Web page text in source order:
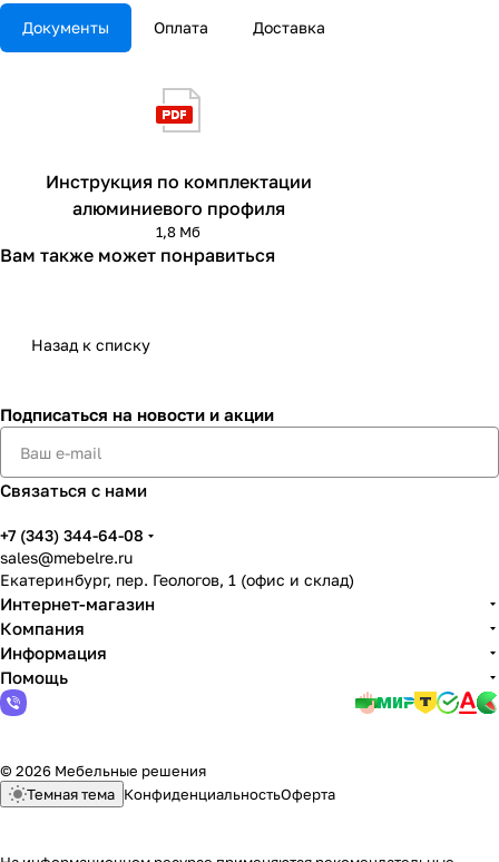
Документы Оплата Доставка
Инструкция по комплектации
алюминиевого профиля
1,8 Мб
Вам также может понравиться
Назад к списку
Подписаться на новости и акции
Связаться с нами
+7 (343) 344-64-08
sales@mebelre.ru
Екатеринбург, пер. Геологов, 1 (офис и склад)
Интернет-магазин
Компания
Информация
Помощь
© 2026 Мебельные решения
Темная тема КонфиденциальностьОферта